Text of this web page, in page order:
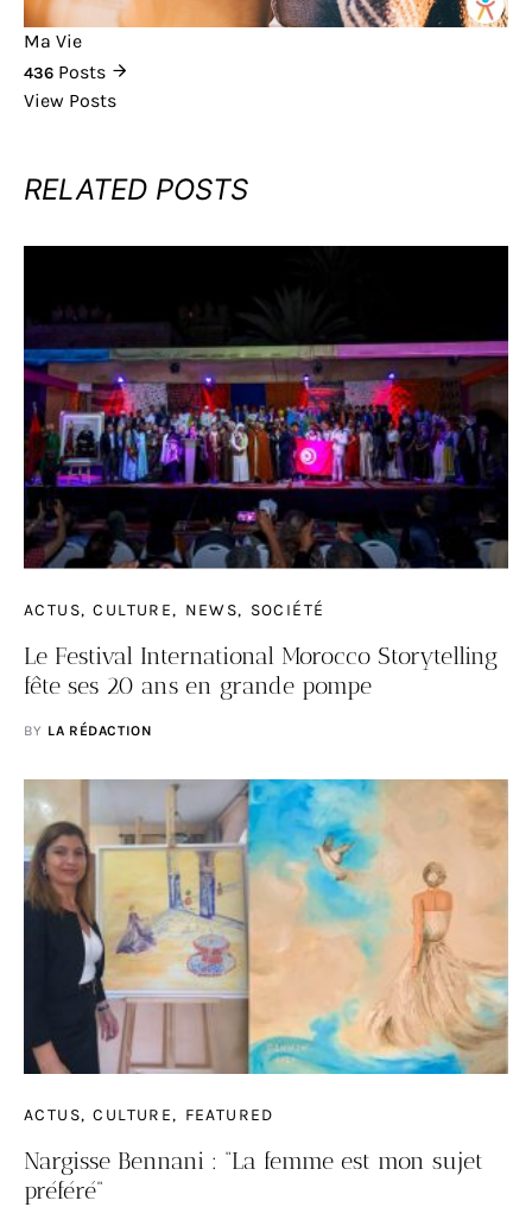
Ma Vie
436 Posts
View Posts
RELATED POSTS
ACTUS CULTURE NEWS SOCIÉTÉ
Le Festival International Morocco Storytelling
fête ses 20 ans en grande pompe
BY LA RÉDACTION
ACTUS CULTURE FEATURED
Nargisse Bennani : “La femme est mon sujet
préféré”